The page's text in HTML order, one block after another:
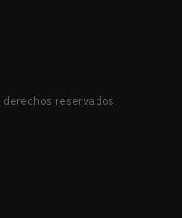
reservados.